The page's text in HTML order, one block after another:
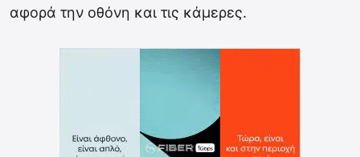
αφορά την οθόνη και τις κάμερες.